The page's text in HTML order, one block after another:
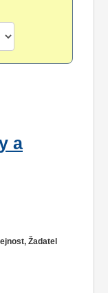
a
Žadatel